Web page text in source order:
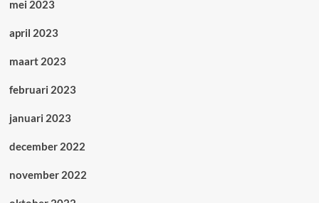
mei 2023
april 2023
maart 2023
februari 2023
januari 2023
december 2022
november 2022